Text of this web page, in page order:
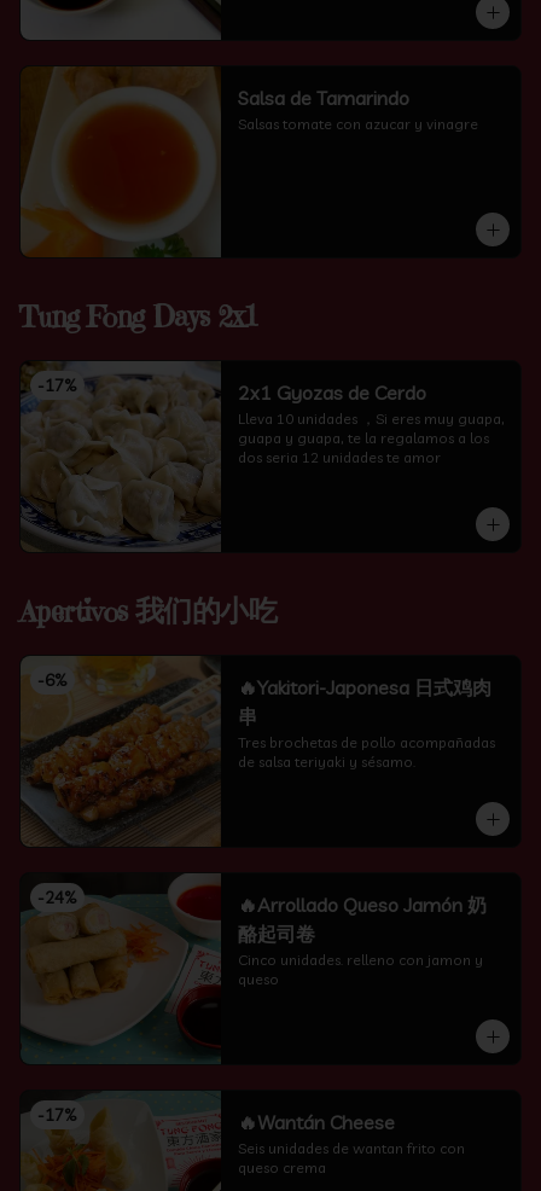
Salsa de Tamarindo
Salsas tomate con azucar y vinagre
Tung Fong Days 2x1
-17% 2x1 Gyozas de Cerdo
Lleva 10 unidades ，Si eres muy guapa,
guapa y guapa, te la regalamos a los
dos seria 12 unidades te amor
Apertivos 我们的小吃
-6%
🔥Yakitori-Japonesa 日式鸡肉
串
Tres brochetas de pollo acompañadas
de salsa teriyaki y sésamo.
-24%
🔥Arrollado Queso Jamón 奶
酪起司卷
Cinco unidades. relleno con jamon y
queso
-17% 🔥Wantán Cheese
Seis unidades de wantan frito con
queso crema